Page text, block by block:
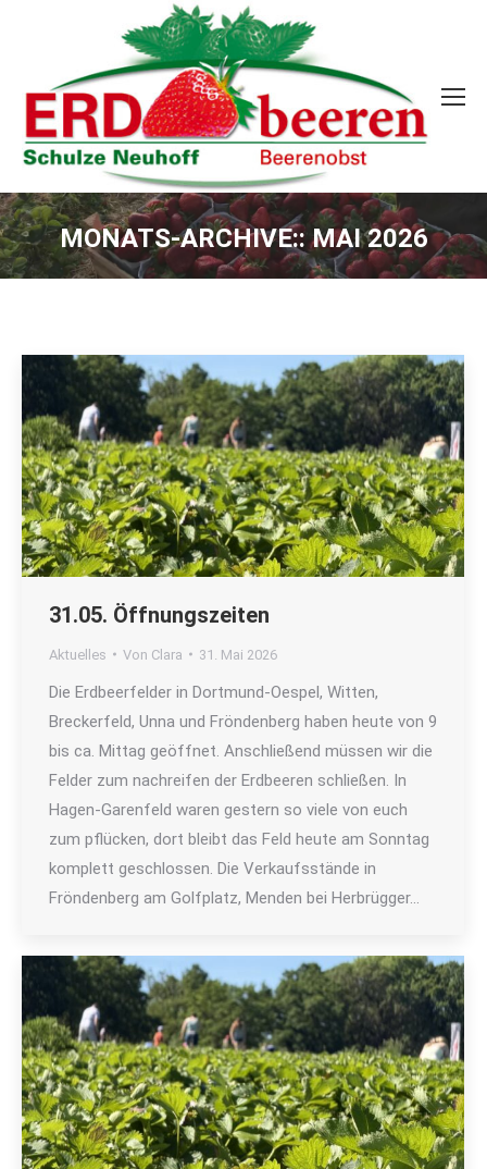
MONATS-ARCHIVE::MAI 2026
Sie befinden sich hier:
31.05. Öffnungszeiten
Aktuelles Von Clara 31. Mai 2026
Die Erdbeerfelder in Dortmund-Oespel, Witten,
Breckerfeld, Unna und Fröndenberg haben heute von 9
bis ca. Mittag geöffnet. Anschließend müssen wir die
Felder zum nachreifen der Erdbeeren schließen. In
Hagen-Garenfeld waren gestern so viele von euch
zum pflücken, dort bleibt das Feld heute am Sonntag
komplett geschlossen. Die Verkaufsstände in
Fröndenberg am Golfplatz, Menden bei Herbrügger…